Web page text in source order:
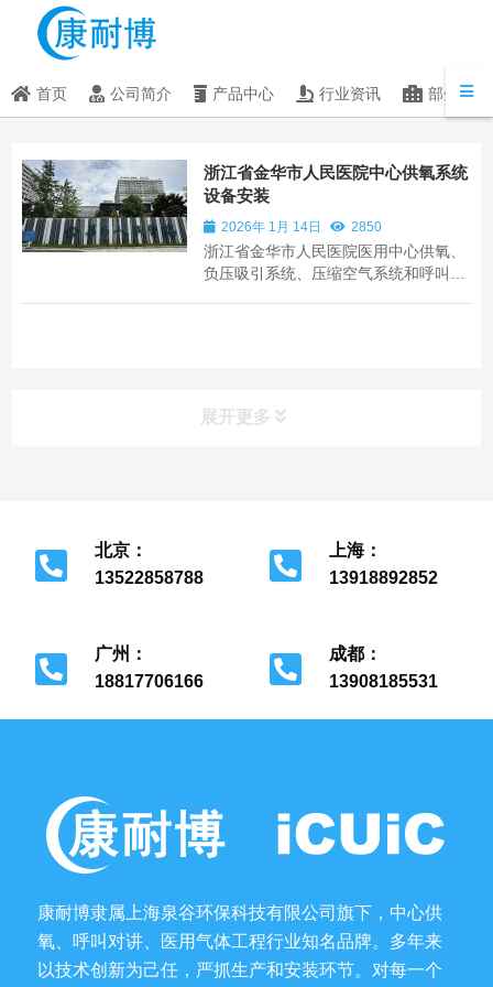
首页 公司简介 产品中心 行业资讯 部分客户
浙江省金华市人民医院中心供氧系统
设备安装
2026年 1月 14日 2850
浙江省金华市人民医院医用中心供氧、
负压吸引系统、压缩空气系统和呼叫对
展开更多
北京：
13522858788
上海：
13918892852
广州：
18817706166
成都：
13908185531
康耐博隶属上海泉谷环保科技有限公司旗下，中心供
氧、呼叫对讲、医用气体工程行业知名品牌。多年来
以技术创新为己任，严抓生产和安装环节。对每一个